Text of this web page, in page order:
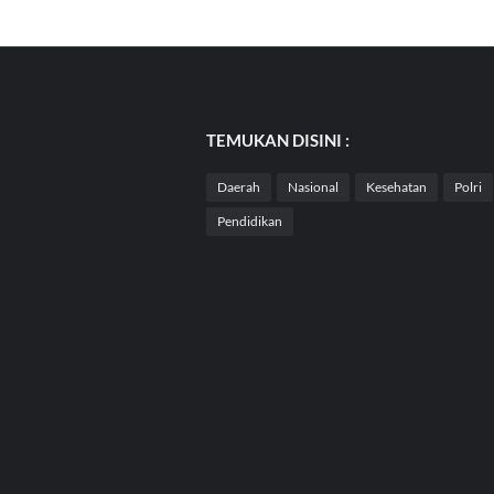
TEMUKAN DISINI :
Daerah Nasional Kesehatan Polri
Pendidikan